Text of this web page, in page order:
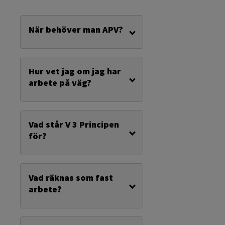
När behöver man APV?
Hur vet jag om jag har
arbete på väg?
Vad står V 3 Principen
för?
Vad räknas som fast
arbete?